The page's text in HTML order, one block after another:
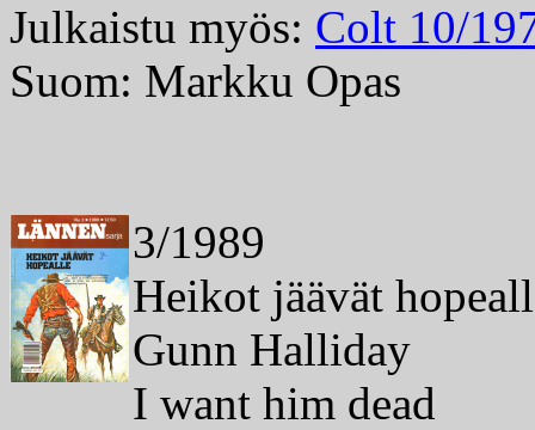
Julkaistu myös: Colt 10/
Suom: Markku Opas
3/1989
Heikot jäävät
Gunn Halliday
I want him dead